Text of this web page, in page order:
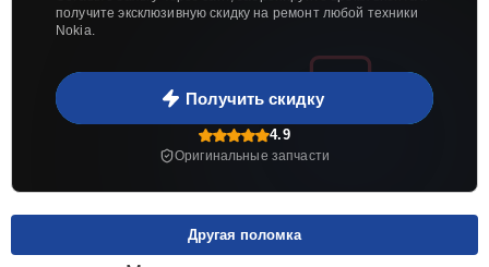
получите эксклюзивную скидку на ремонт любой техники
Nokia.
Получить скидку
4.9
Оригинальные запчасти
Другая поломка